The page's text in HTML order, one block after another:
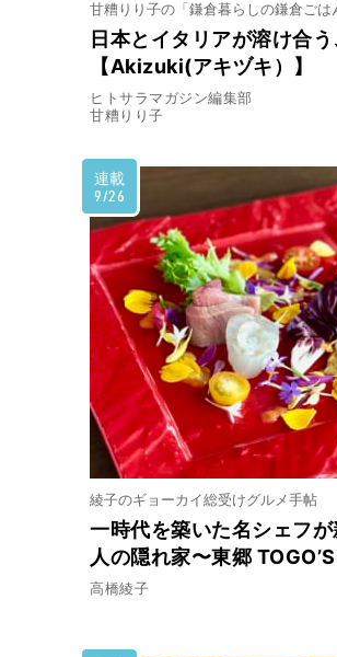
甘糟りり子の「鎌倉暮らしの鎌倉ごは
日本とイタリアが溶け合
【Akizuki(アキヅキ）】
ヒトサラマガジン編集部
甘糟りり子
連載
9/26
綾子のギョーカイ総受けグルメ手帖
一時代を築いた名シェフ
人の隠れ家〜東郷
高橋綾子